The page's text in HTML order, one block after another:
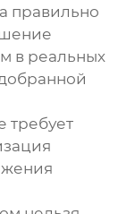
правильно
в реальных
требует